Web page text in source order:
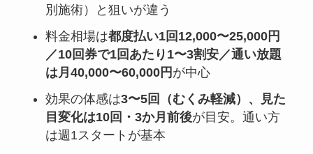
別施術）と狙いが違う
料金相場は都度払い1回12,000〜25,000円
／10回券で1回あたり1〜3割安／通い放題
は月40,000〜60,000円 が中心
効果の体感は3〜5回（むくみ軽減）、見た
目変化は10回・3か月前後が目安。通い方
は週1スタートが基本